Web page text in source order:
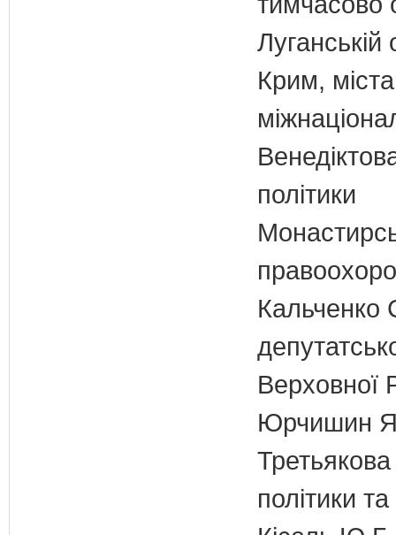
Крим,
політики
Кальченко
Верховної
Юрчишин
політики